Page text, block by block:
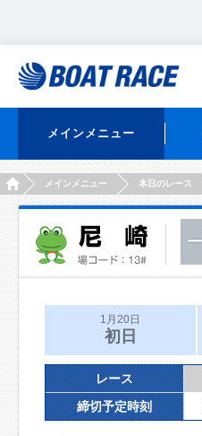
メインメニュー
HOMEメインメニュー 本日のレース
1月20日
初日
レース
締切予定時刻